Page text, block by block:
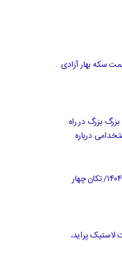
طلا و سکه ۱۲ مهرماه ۱۴۰۴/ قیمت سکه بهار آزادی
بزرگ در راه
درباره
قیمت جدید دلار، یورو و سایر ارزها ۱۲ مهر ۱۴۰۴/ تکان چهار
پراید،